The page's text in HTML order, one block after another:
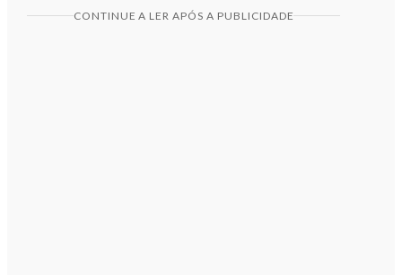
CONTINUE A LER APÓS A PUBLICIDADE